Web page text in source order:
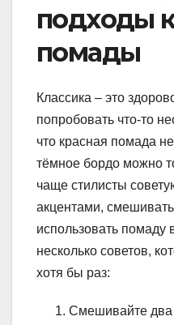
подходы
помады
Классика – это
попробовать что-то
что красная помада
тёмное бордо можно
чаще стилисты
акцентами, смешивать
использовать помаду
несколько советов,
хотя бы раз:
Смешивайте два